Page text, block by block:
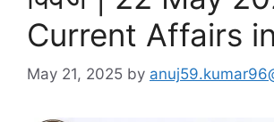
Current Affairs
May 21, 2025 by